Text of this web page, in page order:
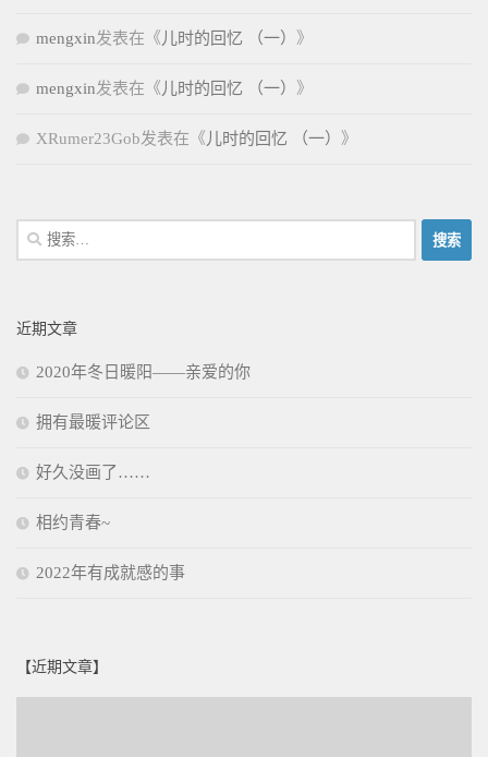
mengxin发表在《 儿时的回忆 （一） 》
mengxin发表在《 儿时的回忆 （一） 》
XRumer23Gob发表在《 儿时的回忆 （一） 》
搜
索：
近期文章
2020年冬日暖阳——亲爱的你
拥有最暖评论区
好久没画了……
相约青春~
2022年有成就感的事
【近期文章】